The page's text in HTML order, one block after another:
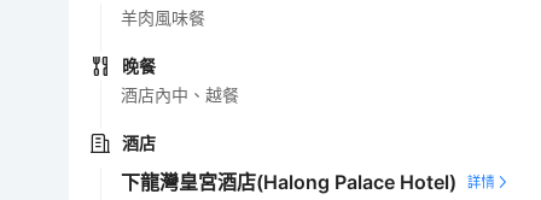
羊肉風味餐
晚餐
酒店內中、越餐
酒店
下龍灣皇宮酒店(Halong Palace Hotel)